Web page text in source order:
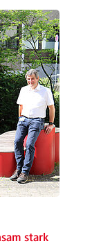
stark